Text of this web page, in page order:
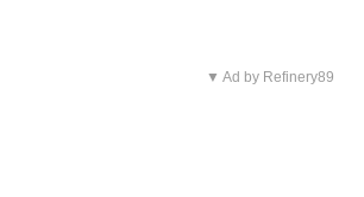
▼ Ad by Refinery89